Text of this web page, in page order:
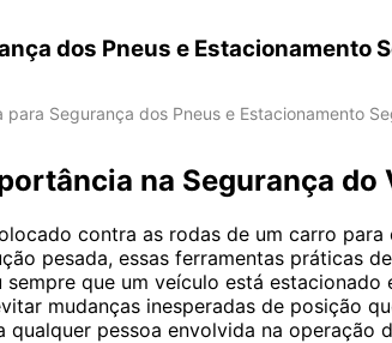
dos Pneus e Estacionamento
Segurança dos Pneus e Estacionamento
na Segurança do
contra as rodas de um carro
pesada, essas ferramentas práticas
que um veículo está
mudanças inesperadas de posição
pessoa envolvida na operação